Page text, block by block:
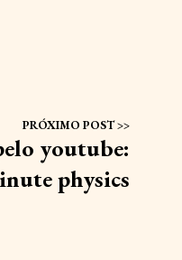
youtube:
physics